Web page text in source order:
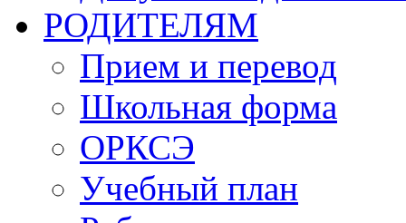
РОДИТЕЛЯМ
Прием и перевод
Школьная форма
ОРКСЭ
Учебный план